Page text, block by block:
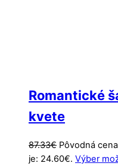
Romantické
kvete
87.33€ Pôvodná
je: 24.60€. Výber